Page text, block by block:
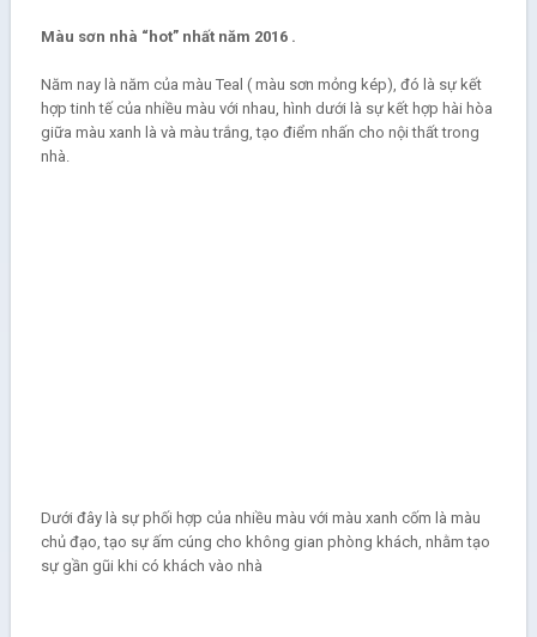
Màu sơn nhà “hot” nhất năm 2016 .
Năm nay là năm của màu Teal ( màu sơn mỏng kép), đó là sự kết
hợp tinh tế của nhiều màu với nhau, hình dưới là sự kết hợp hài hòa
giữa màu xanh là và màu trắng, tạo điểm nhấn cho nội thất trong
nhà.
Dưới đây là sự phối hợp của nhiều màu với màu xanh cốm là màu
chủ đạo, tạo sự ấm cúng cho không gian phòng khách, nhằm tạo
sự gần gũi khi có khách vào nhà